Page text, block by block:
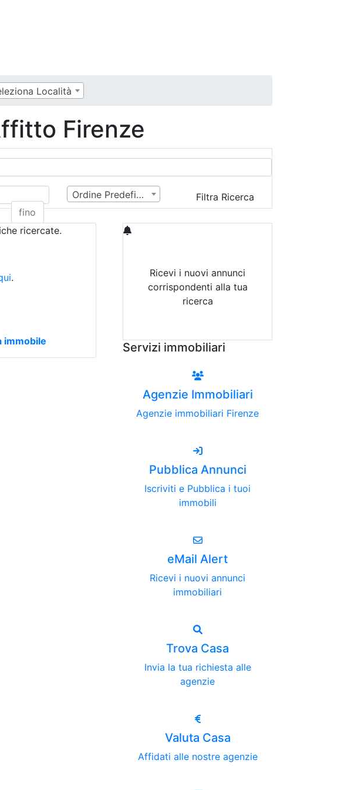
Località
Firenze
Ordine Predefinito Filtra Ricerca
ricercate.
.
immobile
Ricevi i nuovi annunci
corrispondenti alla tua
ricerca
Servizi immobiliari
Agenzie Immobiliari
Agenzie immobiliari Firenze
Pubblica Annunci
Iscriviti e Pubblica i tuoi
immobili
eMail Alert
Ricevi i nuovi annunci
immobiliari
Trova Casa
Invia la tua richiesta alle
agenzie
Valuta Casa
Affidati alle nostre agenzie